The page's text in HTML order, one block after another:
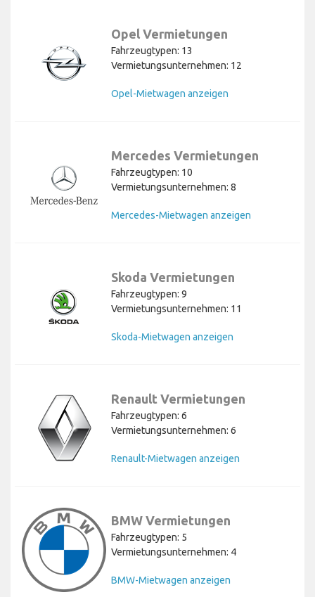
Opel Vermietungen
Fahrzeugtypen: 13
Vermietungsunternehmen: 12
Opel-Mietwagen anzeigen
Mercedes Vermietungen
Fahrzeugtypen: 10
Vermietungsunternehmen: 8
Mercedes-Mietwagen anzeigen
Skoda Vermietungen
Fahrzeugtypen: 9
Vermietungsunternehmen: 11
Skoda-Mietwagen anzeigen
Renault Vermietungen
Fahrzeugtypen: 6
Vermietungsunternehmen: 6
Renault-Mietwagen anzeigen
BMW Vermietungen
Fahrzeugtypen: 5
Vermietungsunternehmen: 4
BMW-Mietwagen anzeigen